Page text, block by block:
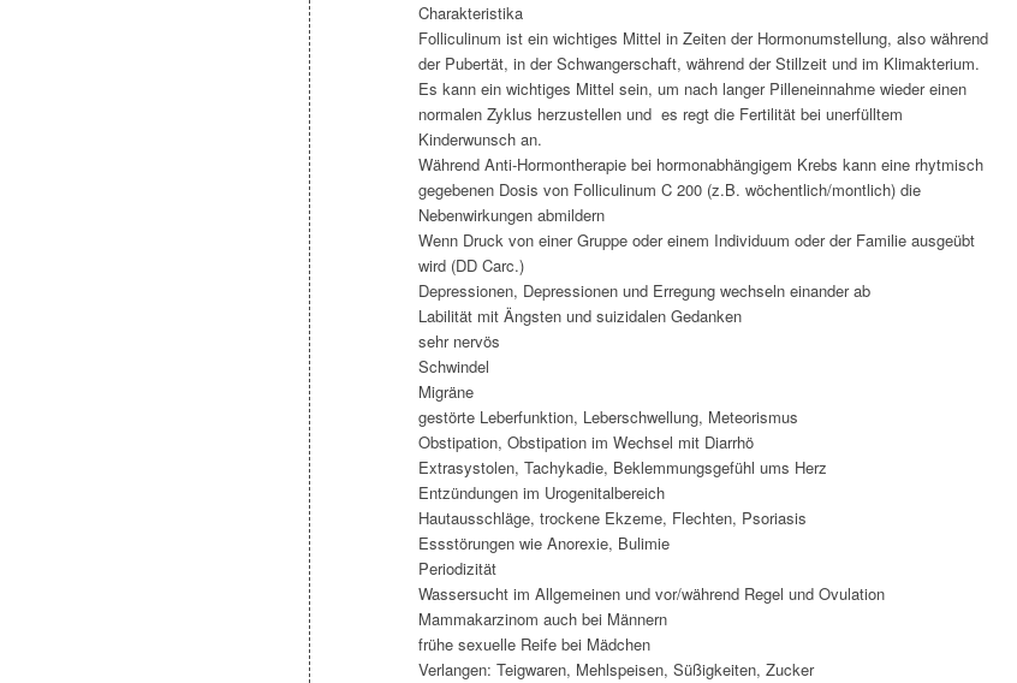
Charakteristika
Folliculinum ist ein wichtiges Mittel in Zeiten der Hormonumstellung, also während
der Pubertät, in der Schwangerschaft, während der Stillzeit und im Klimakterium.
Es kann ein wichtiges Mittel sein, um nach langer Pilleneinnahme wieder einen
normalen Zyklus herzustellen und es regt die Fertilität bei unerfülltem
Kinderwunsch an.
Während Anti-Hormontherapie bei hormonabhängigem Krebs kann eine rhytmisch
gegebenen Dosis von Folliculinum C 200 (z.B. wöchentlich/montlich) die
Nebenwirkungen abmildern
Wenn Druck von einer Gruppe oder einem Individuum oder der Familie ausgeübt
wird (DD Carc.)
Depressionen, Depressionen und Erregung wechseln einander ab
Labilität mit Ängsten und suizidalen Gedanken
sehr nervös
Schwindel
Migräne
gestörte Leberfunktion, Leberschwellung, Meteorismus
Obstipation, Obstipation im Wechsel mit Diarrhö
Extrasystolen, Tachykadie, Beklemmungsgefühl ums Herz
Entzündungen im Urogenitalbereich
Hautausschläge, trockene Ekzeme, Flechten, Psoriasis
Essstörungen wie Anorexie, Bulimie
Periodizität
Wassersucht im Allgemeinen und vor/während Regel und Ovulation
Mammakarzinom auch bei Männern
frühe sexuelle Reife bei Mädchen
Verlangen: Teigwaren, Mehlspeisen, Süßigkeiten, Zucker